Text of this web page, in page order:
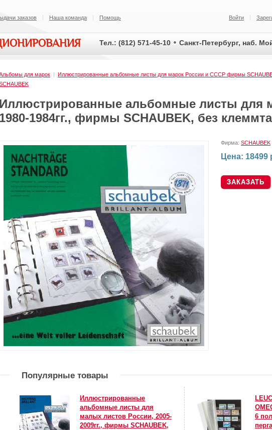
заказов Наша команда Помощь Войти
Тел.: (812) 571-45-10 Санкт-Петербург, наб.
для марок | Иллюстрированные альбомные листы для марок России и СССР фирмы
Иллюстрированные альбомные листы для
1980-1984гг., фирмы SCHAUBEK, без
Фирма: SCHAUBEK
Цена: 18499
Популярные товары
Иллюстрированные
альбомные листы для
малых листов России, 2005-
2009гг., фирмы SCHAUBEK,
6